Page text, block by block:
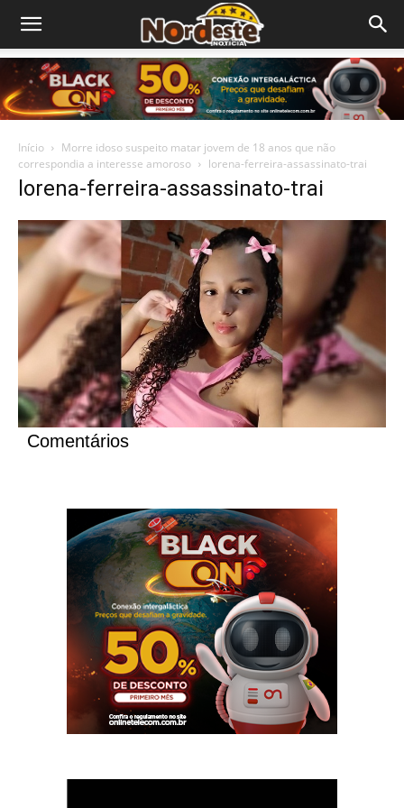
Início
Morre idoso suspeito matar jovem de 18 anos que não
correspondia a interesse amoroso
lorena-ferreira-assassinato-trai
lorena-ferreira-assassinato-trai
Comentários